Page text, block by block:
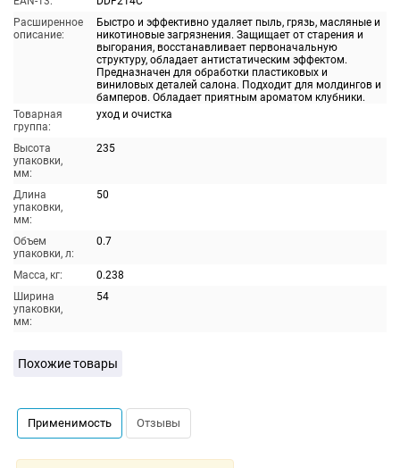
Расширенное
описание:
Быстро и эффективно удаляет пыль, грязь, масляные и
никотиновые загрязнения. Защищает от старения и
выгорания, восстанавливает первоначальную
структуру, обладает антистатическим эффектом.
Предназначен для обработки пластиковых и
виниловых деталей салона. Подходит для молдингов и
бамперов. Обладает приятным ароматом клубники.
Товарная
группа:
уход и очистка
Высота
упаковки,
мм:
235
Длина
упаковки,
мм:
50
Объем
упаковки, л:
0.7
Масса, кг:
0.238
Ширина
упаковки,
мм:
54
Похожие товары
Применимость Отзывы